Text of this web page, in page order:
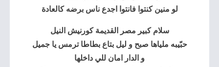
لو منين كنتوا فانتوا اجدع ناس برضه كالعادة
سلام كبير مصر القديمة كورنيش النيل
حبّيبه ملياها صبح و ليل بتاع بطاطا ترمس يا جميل
و الدار امان للي داخلها